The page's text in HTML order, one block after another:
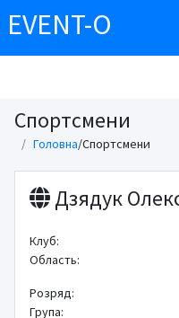
EVENT-O
Спортсмени
Головна/Спортсмени
Дзядук
Клуб:
Область:
Розряд:
Група: